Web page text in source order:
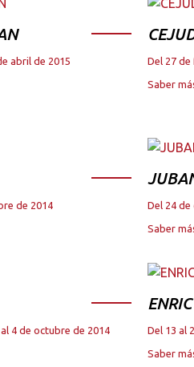
abril de 2015 Del 27
Saber
de 2014 Del 24
Saber
4 de octubre de 2014 Del 13 al
Saber